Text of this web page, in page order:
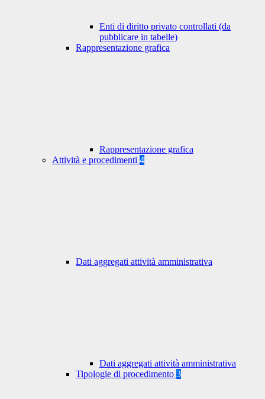
Enti di diritto privato controllati (da
pubblicare in tabelle)
Rappresentazione grafica
Rappresentazione grafica
Attività e procedimenti 4
Dati aggregati attività amministrativa
Dati aggregati attività amministrativa
Tipologie di procedimento 3